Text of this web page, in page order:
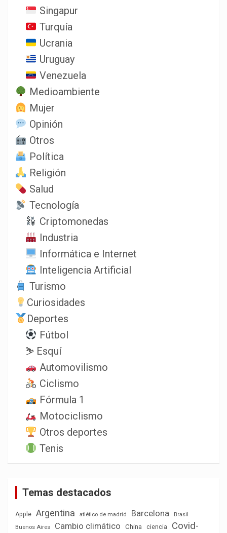
Singapur
Turquía
Ucrania
Uruguay
Venezuela
Medioambiente
Mujer
Opinión
Otros
Política
Religión
Salud
Tecnología
Criptomonedas
Industria
Informática e Internet
Inteligencia Artificial
Turismo
Curiosidades
Deportes
Fútbol
⛷️ Esquí
Automovilismo
Ciclismo
Fórmula 1
Motociclismo
Otros deportes
Tenis
Temas destacados
Apple Argentina atlético de madrid Barcelona
Brasil
Buenos Aires
Cambio climático China ciencia
Covid-